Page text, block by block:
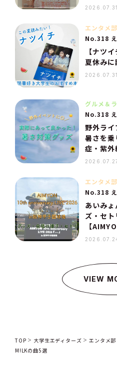
2026.07.31
エンタメ部
No.318
【ナツ
夏休み
2026.07.31
グルメ＆
No.318
野外ラ
暑さを
症・紫
エンタメ部
No.318
あいみ
ズ・セ
【
VE 2026
VIEW
TOP 大学生エディターズ エンタメ部
M!LKの曲5選